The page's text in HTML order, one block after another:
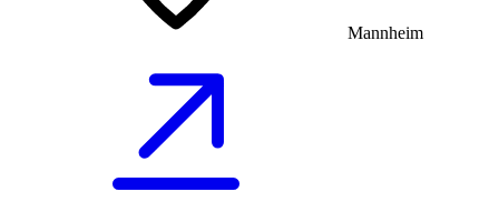
Mannheim